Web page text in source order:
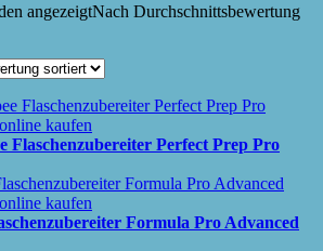
angezeigtNach Durchschnittsbewertung
Flaschenzubereiter Perfect Prep Pro
Formula Pro Advanced